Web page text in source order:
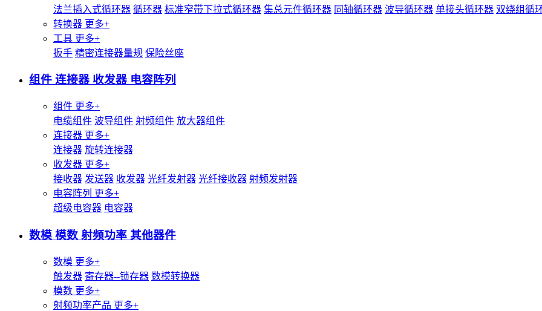
法兰插入式循环器 循环器 标准窄带下拉式循环器 集总元件循环器 同轴循环器 波导循环器 单接头循环器 双绕组循
转换器 更多+
工具 更多+
扳手 精密连接器量规 保险丝座
组件 连接器 收发器 电容阵列
组件 更多+
电缆组件 波导组件 射频组件 放大器组件
连接器 更多+
连接器 旋转连接器
收发器 更多+
接收器 发送器 收发器 光纤发射器 光纤接收器 射频发射器
电容阵列 更多+
超级电容器 电容器
数模 模数 射频功率 其他器件
数模 更多+
触发器 寄存器--锁存器 数模转换器
模数 更多+
射频功率产品 更多+